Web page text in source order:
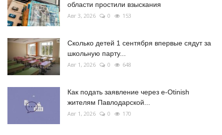
области простили взыскания
Авг 3, 2026 0 153
Сколько детей 1 сентября впервые сядут за
школьную парту...
Авг 1, 2026 0 648
Как подать заявление через e-Otinish
жителям Павлодарской...
Авг 1, 2026 0 170